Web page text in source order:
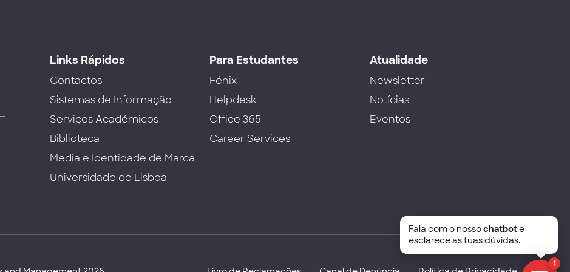
Links Rápidos
Contactos
Sistemas de Informação
Serviços Académicos
Biblioteca
Media e Identidade de Marca
Universidade de Lisboa
Para Estudantes
Fénix
Helpdesk
Office 365
Career Services
Atualidade
Newsletter
Notícias
Eventos
1
Fala com o nossochatbote
esclarece as tuas dúvidas.